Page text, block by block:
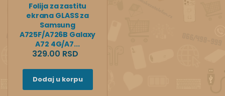
Folija za zastitu
ekrana GLASS za
Samsung
A725F/A726B Galaxy
A72 4G/A7...
329.00 RSD
Dodaj u korpu